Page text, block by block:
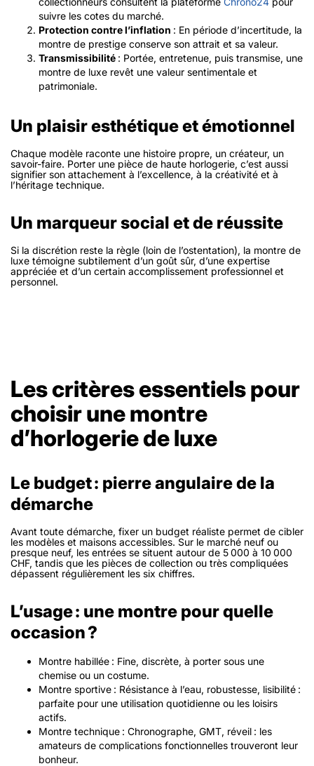
suivre les cotes du marché.
Protection contre l’inflation : En période d’incertitude, la
montre de prestige conserve son attrait et sa valeur.
Transmissibilité : Portée, entretenue, puis transmise, une
montre de luxe revêt une valeur sentimentale et
patrimoniale.
Un plaisir esthétique et émotionnel
Chaque modèle raconte une histoire propre, un créateur, un
savoir-faire. Porter une pièce de haute horlogerie, c’est aussi
signifier son attachement à l’excellence, à la créativité et à
l’héritage technique.
Un marqueur social et de réussite
Si la discrétion reste la règle (loin de l’ostentation), la montre de
luxe témoigne subtilement d’un goût sûr, d’une expertise
appréciée et d’un certain accomplissement professionnel et
personnel.
Les critères essentiels pour
choisir une montre
d’horlogerie de luxe
Le budget : pierre angulaire de la
démarche
Avant toute démarche, fixer un budget réaliste permet de cibler
les modèles et maisons accessibles. Sur le marché neuf ou
presque neuf, les entrées se situent autour de 5 000 à 10 000
CHF, tandis que les pièces de collection ou très compliquées
dépassent régulièrement les six chiffres.
L’usage : une montre pour quelle
occasion ?
Montre habillée : Fine, discrète, à porter sous une
chemise ou un costume.
Montre sportive : Résistance à l’eau, robustesse, lisibilité :
parfaite pour une utilisation quotidienne ou les loisirs
actifs.
Montre technique : Chronographe, GMT, réveil : les
amateurs de complications fonctionnelles trouveront leur
bonheur.